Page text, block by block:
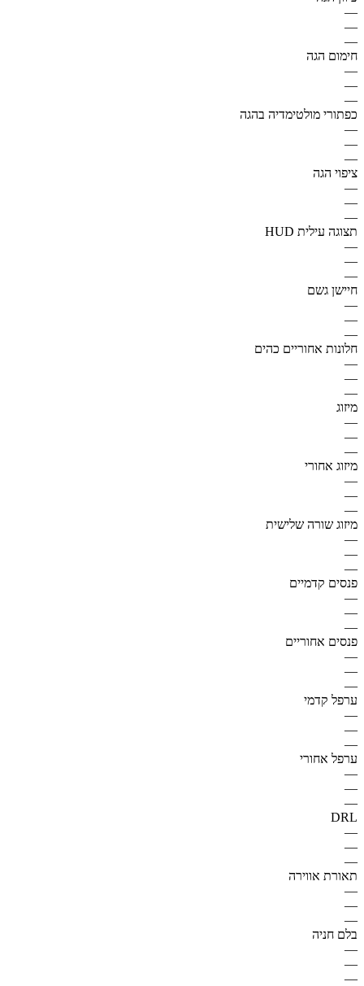
—
—
—
חימום הגה
—
—
—
כפתורי מולטימדיה בהגה
—
—
—
ציפוי הגה
—
—
—
תצוגה עילית HUD
—
—
—
חיישן גשם
—
—
—
חלונות אחוריים כהים
—
—
—
מיזוג
—
—
—
מיזוג אחורי
—
—
—
מיזוג שורה שלישית
—
—
—
פנסים קדמיים
—
—
—
פנסים אחוריים
—
—
—
ערפל קדמי
—
—
—
ערפל אחורי
—
—
—
DRL
—
—
—
תאורת אווירה
—
—
—
בלם חניה
—
—
—